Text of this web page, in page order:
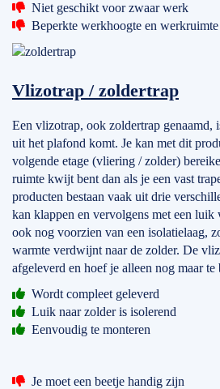
Niet geschikt voor zwaar werk
Beperkte werkhoogte en werkruimte
Vlizotrap / zoldertrap
Een vlizotrap, ook zoldertrap genaamd,
uit het plafond komt. Je kan met dit
volgende etage (vliering / zolder)
ruimte kwijt bent dan als je een vast
producten bestaan vaak uit drie
kan klappen en vervolgens met een
ook nog voorzien van een isolatielaag,
warmte verdwijnt naar de zolder. De
afgeleverd en hoef je alleen nog maar te
Wordt compleet geleverd
Luik naar zolder is isolerend
Eenvoudig te monteren
Je moet een beetje handig zijn